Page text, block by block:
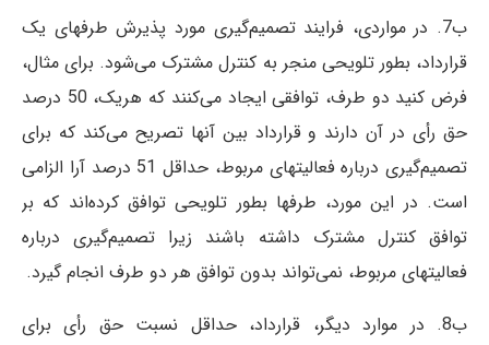
ب7. در مواردی، فرایند تصمیم‌گیری مورد پذیرش طرفهای یک
قرارداد، بطور تلویحی منجر به کنترل مشترک می‌شود. برای مثال،
فرض کنید دو طرف، توافقی ایجاد می‌کنند که هریک، 50 درصد
حق رأی در آن دارند و قرارداد بین آنها تصریح می‌کند که برای
تصمیم‌گیری درباره فعالیتهای مربوط، حداقل 51 درصد آرا الزامی
است. در این مورد، طرفها بطور تلویحی توافق کرده‌اند که بر
توافق کنترل مشترک داشته باشند زیرا تصمیم‌گیری درباره
فعالیتهای مربوط، نمی‌تواند بدون توافق هر دو طرف انجام گیرد.
ب8. در موارد دیگر، قرارداد، حداقل نسبت حق رأی برای